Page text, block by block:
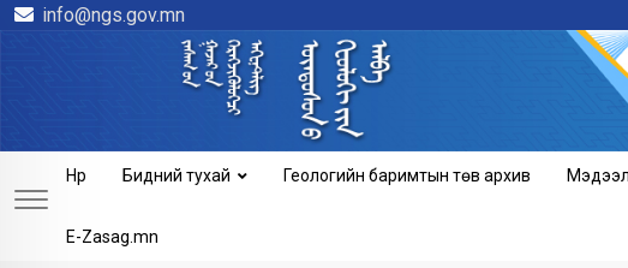
Skip info@ngs.gov.mn
Нүүр Бидний тухай Геологийн баримтын төв архив
E-Zasag.mn